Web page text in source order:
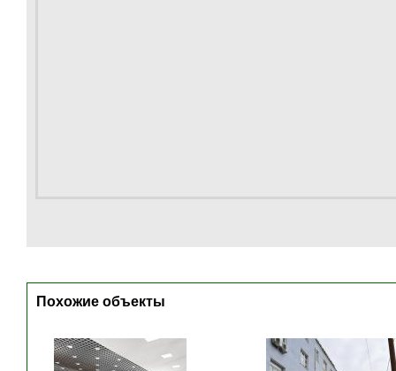
Похожие объекты